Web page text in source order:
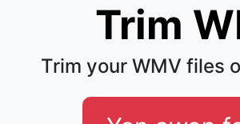
Trim
Trim your WMV files